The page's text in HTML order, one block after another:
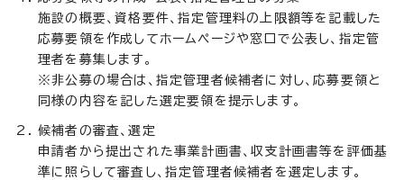
施設の概要、資格要件、指定管理料の上限額等を記載した
応募要領を作成してホームページや窓口で公表し、指定管
理者を募集します。
※非公募の場合は、指定管理者候補者に対し、応募要領と
同様の内容を記した選定要領を提示します。
候補者の審査、選定
申請者から提出された事業計画書、収支計画書等を評価基
準に照らして審査し、指定管理者候補者を選定します。